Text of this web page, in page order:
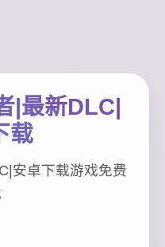
|最新DLC|
载
安卓下载游戏免费